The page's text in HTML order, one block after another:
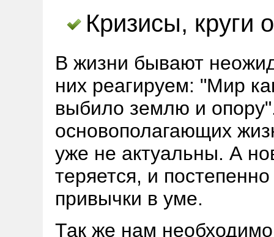
Кризисы, круги
В жизни бывают
них реагируем: "Мир
выбило землю и
основополагающих
уже не актуальны. А
теряется, и
привычки в уме.
Так же нам необходимо